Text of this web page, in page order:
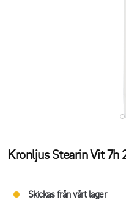
Kronljus Stearin Vit 7h
Skickas från vårt lager